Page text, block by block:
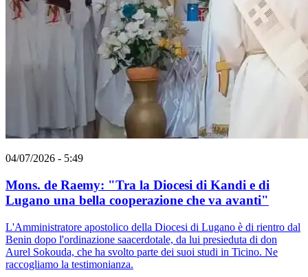
04/07/2026 - 5:49
Mons. de Raemy: "Tra la Diocesi di Kandi e di
Lugano una bella cooperazione che va avanti"
L'Amministratore apostolico della Diocesi di Lugano è di rientro dal
Benin dopo l'ordinazione saacerdotale, da lui presieduta di don
Aurel Sokouda, che ha svolto parte dei suoi studi in Ticino. Ne
raccogliamo la testimonianza.